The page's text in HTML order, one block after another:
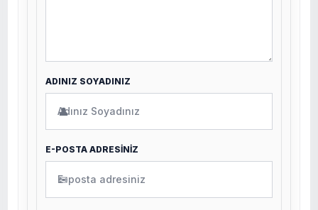
ADINIZ SOYADINIZ
👤
E-POSTA ADRESİNİZ
✉